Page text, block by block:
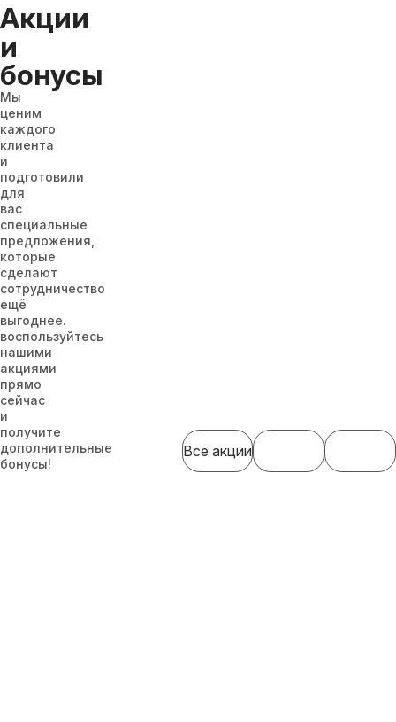
Акции
и
бонусы
Мы
ценим
каждого
клиента
и
подготовили
для
вас
специальные
предложения,
которые
сделают
сотрудничество
ещё
выгоднее.
воспользуйтесь
нашими
акциями
прямо
сейчас
и
получите
дополнительные
бонусы!
Все акции